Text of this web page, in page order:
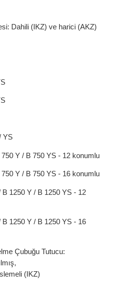
Dahili (IKZ) ve harici (AKZ)
YS
Y / B 750 YS - 12 konumlu
Y / B 750 YS - 16 konumlu
1250 Y / B 1250 YS - 12
1250 Y / B 1250 YS - 16
Çubuğu Tutucu:
(IKZ)